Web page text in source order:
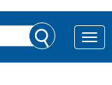
Toggle